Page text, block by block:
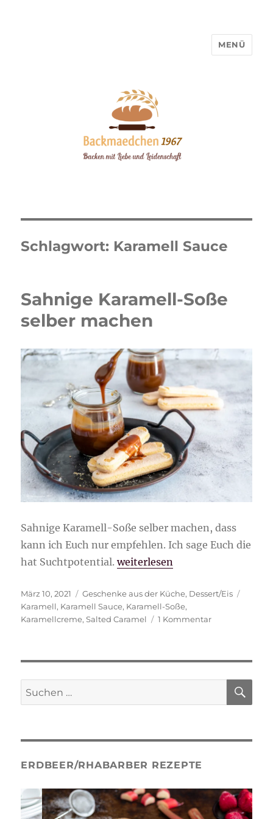
MENÜ
Schlagwort: Karamell Sauce
Sahnige Karamell-Soße
selber machen
Sahnige Karamell-Soße selber machen, dass
kann ich Euch nur empfehlen. Ich sage Euch die
hat Suchtpotential.„Sahnige Karamell-Soße
weiterlesen
Veröffentlicht
am
März 10, 2021 Kategorien
Geschenke aus der Küche, Dessert/Eis
Karamell, Karamell Sauce, Karamell-Soße,
Karamellcreme,Salted Caramel 1 Kommentarzu
machen
Suche
nach:
ERDBEER/RHABARBER REZEPTE